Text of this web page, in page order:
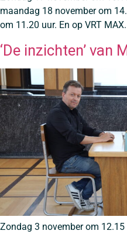
maandag 18 november om
om 11.20 uur. En op VRT MAX.
‘De inzichten’ van
Zondag 3 november om 12.15